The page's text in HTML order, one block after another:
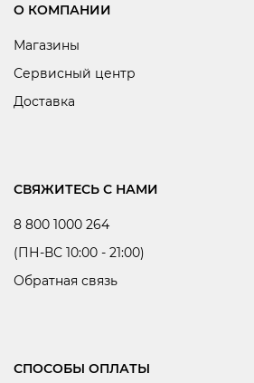
О КОМПАНИИ
Магазины
Сервисный центр
Доставка
СВЯЖИТЕСЬ С НАМИ
8 800 1000 264
(ПН-ВС 10:00 - 21:00)
Обратная связь
СПОСОБЫ ОПЛАТЫ